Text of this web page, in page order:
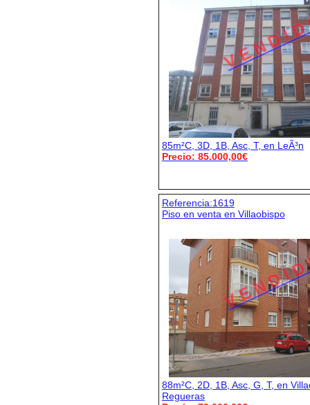
V E N D I
85m²C, 3D, 1B, Asc, T, en LeÃ³n
Precio: 85.000,00€
Referencia:1619
Piso en venta en Villaobispo
V E N D I
88m²C, 2D, 1B, Asc, G, T, en
Regueras